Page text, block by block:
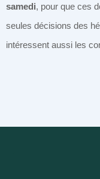
samedi, pour que ces
seules décisions des
intéressent aussi les